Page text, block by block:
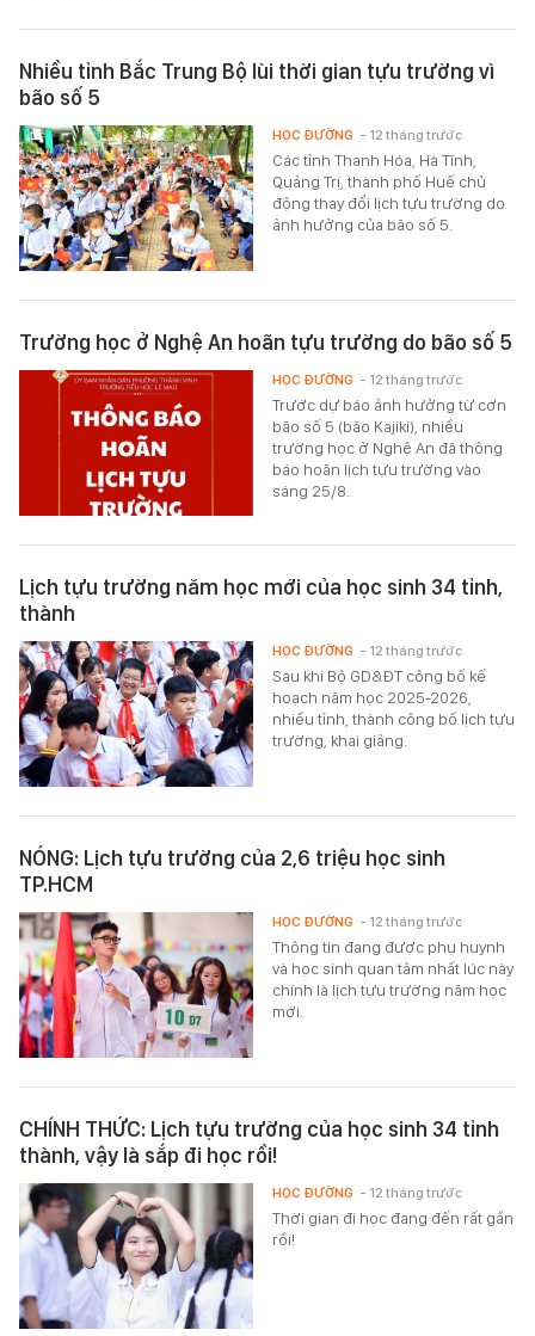
Nhiều tỉnh Bắc Trung Bộ lùi thời gian tựu trường vì
bão số 5
Các tỉnh Thanh Hóa, Hà Tĩnh,
Quảng Trị, thành phố Huế chủ
động thay đổi lịch tựu trường do
ảnh hưởng của bão số 5.
HỌC ĐƯỜNG - 12 tháng trước
Trường học ở Nghệ An hoãn tựu trường do bão số 5
Trước dự báo ảnh hưởng từ cơn
bão số 5 (bão Kajiki), nhiều
trường học ở Nghệ An đã thông
báo hoãn lịch tựu trường vào
sáng 25/8.
HỌC ĐƯỜNG - 12 tháng trước
Lịch tựu trường năm học mới của học sinh 34 tỉnh,
thành
Sau khi Bộ GD&ĐT công bố kế
hoạch năm học 2025-2026,
nhiều tỉnh, thành công bố lịch tựu
trường, khai giảng.
HỌC ĐƯỜNG - 12 tháng trước
NÓNG: Lịch tựu trường của 2,6 triệu học sinh
TP.HCM
Thông tin đang được phụ huynh
và học sinh quan tâm nhất lúc này
chính là lịch tựu trường năm học
mới.
HỌC ĐƯỜNG - 12 tháng trước
CHÍNH THỨC: Lịch tựu trường của học sinh 34 tỉnh
thành, vậy là sắp đi học rồi!
Thời gian đi học đang đến rất gần
rồi!
HỌC ĐƯỜNG - 12 tháng trước